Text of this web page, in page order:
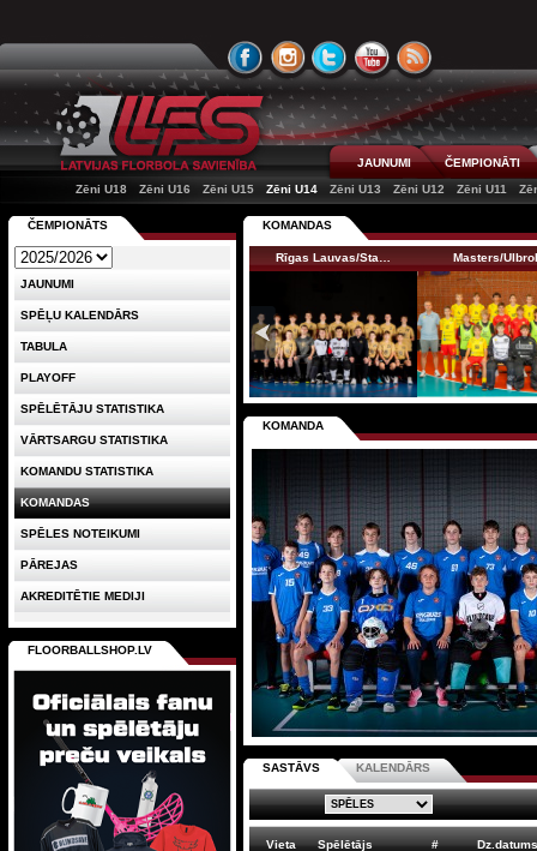
JAUNUMI
ČEMPIONĀTI
Zēni U18
Zēni U16 Zēni U15 Zēni U14 Zēni U13 Zēni U12 Zēni U11
KOMANDAS
Rīgas Lauvas/Sta… Masters/
KOMANDA
SASTĀVS KALENDĀRS
Vieta Spēlētājs # Dz.datums
ČEMPIONĀTS
JAUNUMI
SPĒĻU KALENDĀRS
TABULA
PLAYOFF
SPĒLĒTĀJU STATISTIKA
VĀRTSARGU STATISTIKA
KOMANDU STATISTIKA
KOMANDAS
SPĒLES NOTEIKUMI
PĀREJAS
AKREDITĒTIE MEDIJI
FLOORBALLSHOP.LV